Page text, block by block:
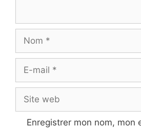
mail
web
Enregistrer mon nom, mon